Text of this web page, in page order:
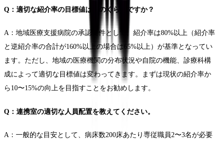
Q：適切な紹介率の目標値はどのくらいですか？
A：地域医療支援病院の承認要件として、紹介率は80%以上（紹介率
と逆紹介率の合計が160%以上の場合は65%以上）が基準となってい
ます。ただし、地域の医療機関の分布状況や自院の機能、診療科構
成によって適切な目標値は変わってきます。まずは現状の紹介率か
ら10〜15%の向上を目指すことをお勧めします。
Q：連携室の適切な人員配置を教えてください。
A：一般的な目安として、病床数200床あたり専従職員2〜3名が必要